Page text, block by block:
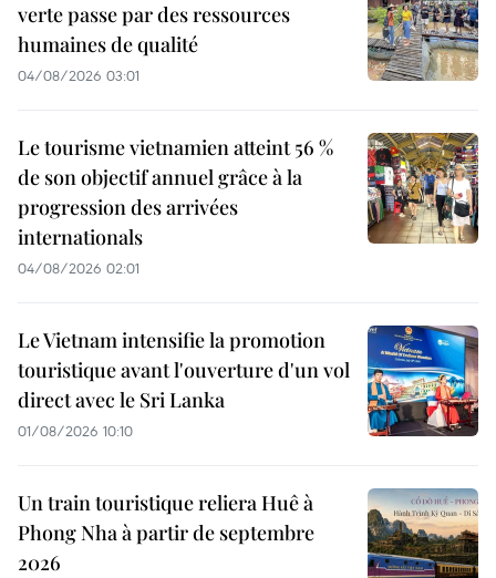
verte passe par des ressources
humaines de qualité
04/08/2026 03:01
Le tourisme vietnamien atteint 56 %
de son objectif annuel grâce à la
progression des arrivées
internationals
04/08/2026 02:01
Le Vietnam intensifie la promotion
touristique avant l'ouverture d'un vol
direct avec le Sri Lanka
01/08/2026 10:10
Un train touristique reliera Huê à
Phong Nha à partir de septembre
2026